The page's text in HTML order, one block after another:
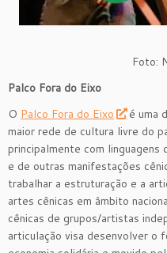
Foto:
Palco Fora do Eixo
O Palco Fora do Eixo
é uma
maior rede de cultura livre do
principalmente com
e de outras manifestações
trabalhar a estruturação e a
artes cênicas em âmbito
cênicas de grupos/artistas
articulação visa desenvolver o